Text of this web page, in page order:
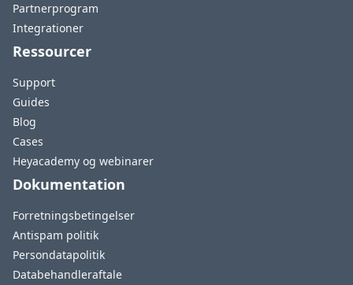
Partnerprogram
Integrationer
Ressourcer
Support
Guides
Blog
Cases
Heyacademy og webinarer
Dokumentation
Forretningsbetingelser
Antispam politik
Persondatapolitik
Databehandleraftale